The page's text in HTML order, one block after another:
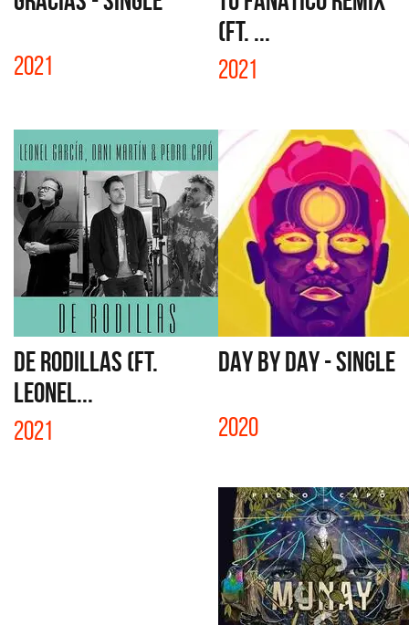
2021
(FT. ...
2021
DE RODILLAS (FT.
LEONEL...
2021
DAY BY DAY - SINGLE
2020